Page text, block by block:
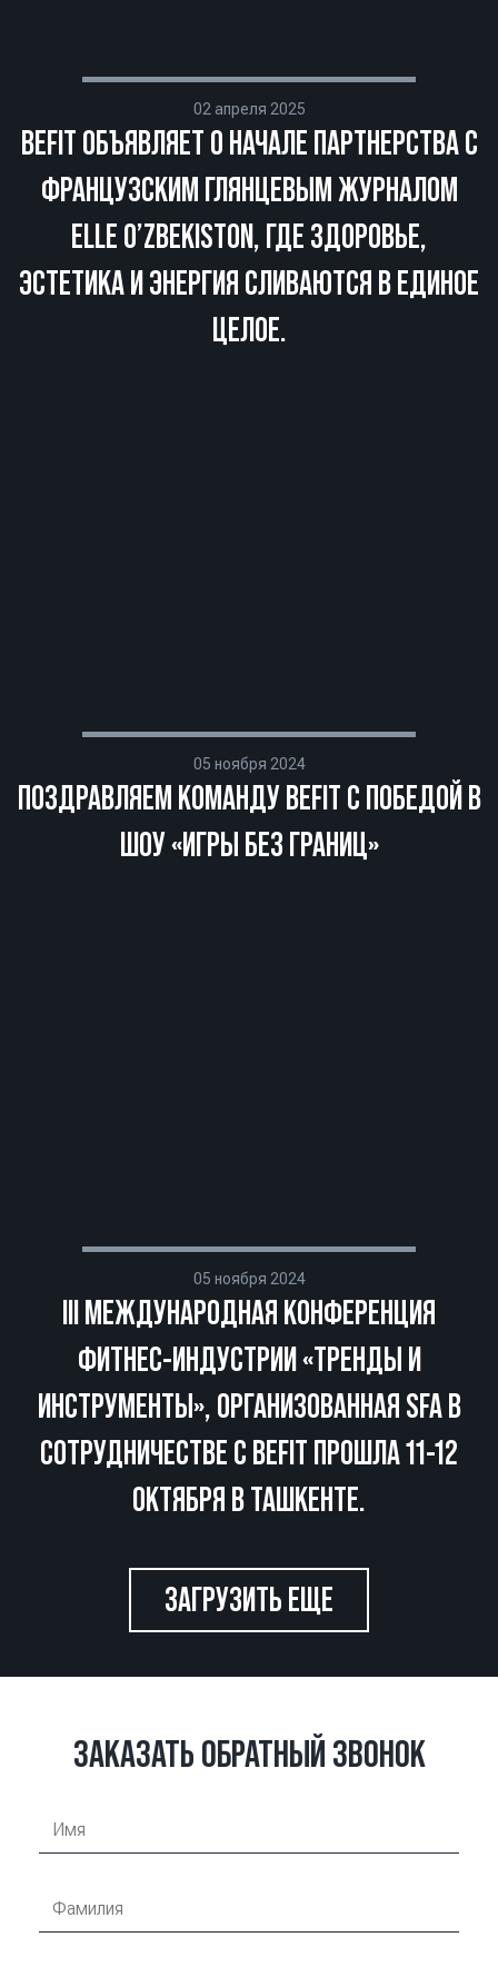
02 апреля 2025
BEFIT ОБЪЯВЛЯЕТ О НАЧАЛЕ ПАРТНЕРСТВА С
ФРАНЦУЗСКИМ ГЛЯНЦЕВЫМ ЖУРНАЛОМ
ELLE O’ZBEKISTON, ГДЕ ЗДОРОВЬЕ,
ЭСТЕТИКА И ЭНЕРГИЯ СЛИВАЮТСЯ В ЕДИНОЕ
ЦЕЛОЕ.
05 ноября 2024
ПОЗДРАВЛЯЕМ КОМАНДУ BEFIT С ПОБЕДОЙ В
ШОУ «ИГРЫ БЕЗ ГРАНИЦ»
05 ноября 2024
III МЕЖДУНАРОДНАЯ КОНФЕРЕНЦИЯ
ФИТНЕС-ИНДУСТРИИ «ТРЕНДЫ И
ИНСТРУМЕНТЫ», ОРГАНИЗОВАННАЯ SFA В
СОТРУДНИЧЕСТВЕ С BEFIT ПРОШЛА 11-12
ОКТЯБРЯ В ТАШКЕНТЕ.
ЗАГРУЗИТЬ ЕЩЕ
ЗАКАЗАТЬ ОБРАТНЫЙ ЗВОНОК